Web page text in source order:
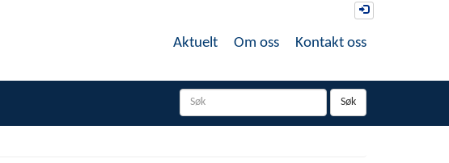
Logg inn
Aktuelt Om oss Kontakt oss
Søk